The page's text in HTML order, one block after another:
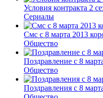
Условия контракта 2
Сериалы
Смс с 8 марта 2013
Общество
Поздравление с 8
Общество
Поздравления с 8